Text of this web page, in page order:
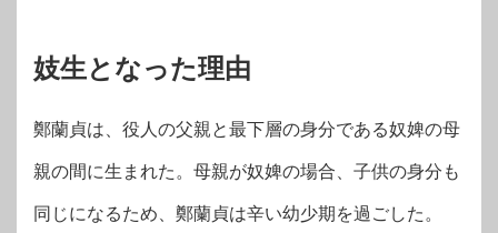
妓生となった理由
鄭蘭貞は、役人の父親と最下層の身分である奴婢の母
親の間に生まれた。母親が奴婢の場合、子供の身分も
同じになるため、鄭蘭貞は辛い幼少期を過ごした。